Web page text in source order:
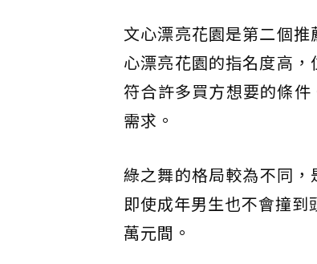
文心漂亮花園是第二個
心漂亮花園的指名度高
符合許多買方想要的條
需求。
綠之舞的格局較為不同
即使成年男生也不會撞
萬元間。